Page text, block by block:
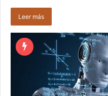
Leer más